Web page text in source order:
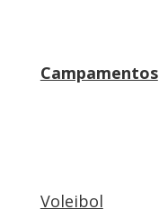
Campamentos
Voleibol